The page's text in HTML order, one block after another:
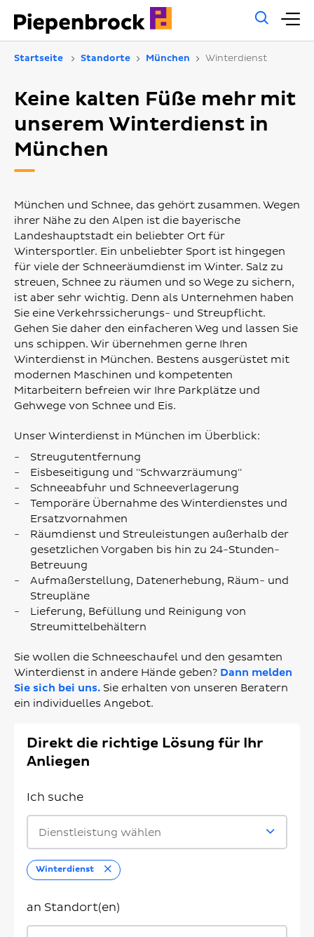
Startseite Standorte München Winterdienst
Keine kalten Füße mehr mit
unserem Winterdienst in
München
München und Schnee, das gehört zusammen. Wegen
ihrer Nähe zu den Alpen ist die bayerische
Landeshauptstadt ein beliebter Ort für
Wintersportler. Ein unbeliebter Sport ist hingegen
für viele der Schneeräumdienst im Winter. Salz zu
streuen, Schnee zu räumen und so Wege zu sichern,
ist aber sehr wichtig. Denn als Unternehmen haben
Sie eine Verkehrssicherungs- und Streupflicht.
Gehen Sie daher den einfacheren Weg und lassen Sie
uns schippen. Wir übernehmen gerne Ihren
Winterdienst in München. Bestens ausgerüstet mit
modernen Maschinen und kompetenten
Mitarbeitern befreien wir Ihre Parkplätze und
Gehwege von Schnee und Eis.
Unser Winterdienst in München im Überblick:
Streugutentfernung
Eisbeseitigung und "Schwarzräumung"
Schneeabfuhr und Schneeverlagerung
Temporäre Übernahme des Winterdienstes und
Ersatzvornahmen
Räumdienst und Streuleistungen außerhalb der
gesetzlichen Vorgaben bis hin zu 24-Stunden-
Betreuung
Aufmaßerstellung, Datenerhebung, Räum- und
Streupläne
Lieferung, Befüllung und Reinigung von
Streumittelbehältern
Sie wollen die Schneeschaufel und den gesamten
Winterdienst in andere Hände geben? Dann melden
Sie sich bei uns. Sie erhalten von unseren Beratern
ein individuelles Angebot.
Direkt die richtige Lösung für Ihr
Anliegen
Ich suche
Dienstleistung wählen
Winterdienst Entfernen
an Standort(en)